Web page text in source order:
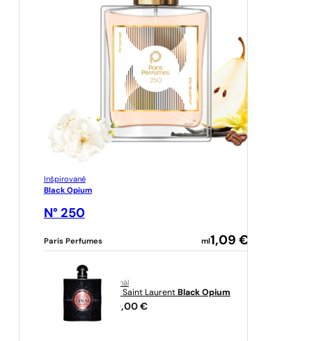
Inšpirované
Black Opium
N° 250
Paris Perfumes ml 1,09 €
originál
Yves Saint Laurent Black Opium
289,00 €